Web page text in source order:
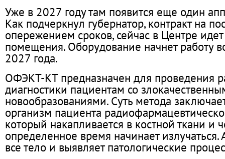
Уже в 2027 году там появится еще один
Как подчеркнул губернатор, контракт на
опережением сроков, сейчас в Центре идет
помещения. Оборудование начнет работу
2027 года.
ОФЭКТ-КТ предназначен для проведения
диагностики пациентам со
новообразованиями. Суть метода
организм пациента
который накапливается в костной ткани и
определенное время начинает излучаться.
все тело и выявляет патологические